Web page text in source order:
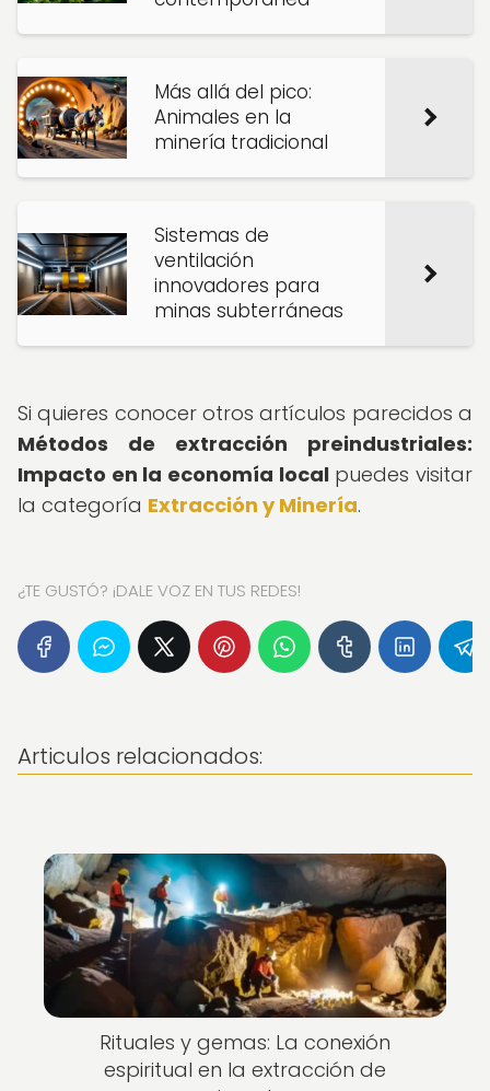
Más allá del pico:
Animales en la
minería tradicional
Sistemas de
ventilación
innovadores para
minas subterráneas
Si quieres conocer otros artículos parecidos a
Métodos de extracción preindustriales:
Impacto en la economía localpuedes visitar
la categoría Extracción y Minería.
¿TE GUSTÓ? ¡DALE VOZ EN TUS REDES!
Articulos relacionados:
Rituales y gemas: La conexión
espiritual en la extracción de